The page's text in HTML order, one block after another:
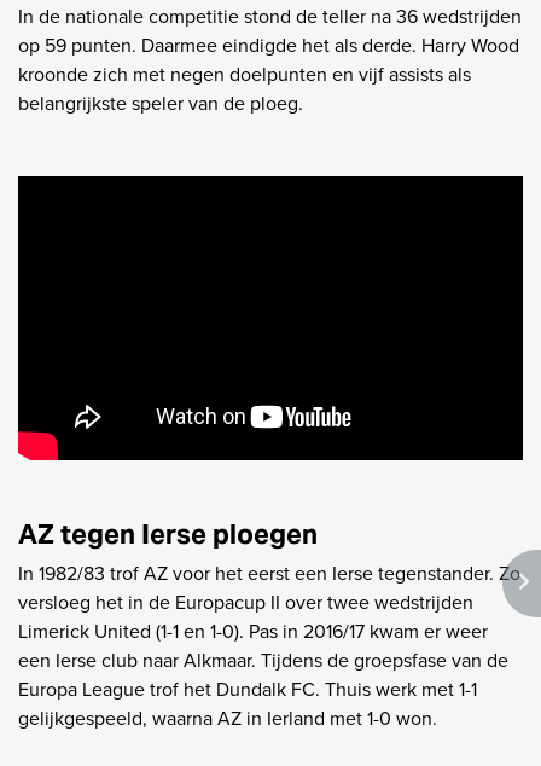
In de nationale competitie stond de teller na 36 wedstrijden
op 59 punten. Daarmee eindigde het als derde. Harry Wood
kroonde zich met negen doelpunten en vijf assists als
belangrijkste speler van de ploeg.
AZ tegen Ierse ploegen
In 1982/83 trof AZ voor het eerst een Ierse tegenstander. Zo
versloeg het in de Europacup II over twee wedstrijden
Limerick United (1-1 en 1-0). Pas in 2016/17 kwam er weer
een Ierse club naar Alkmaar. Tijdens de groepsfase van de
Europa League trof het Dundalk FC. Thuis werk met 1-1
gelijkgespeeld, waarna AZ in Ierland met 1-0 won.